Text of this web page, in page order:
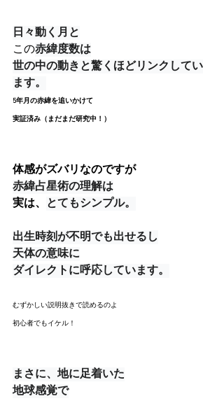
日々動く月と
この赤緯度数は
世の中の動きと驚くほどリンクしてい
ます。
5年月の赤緯を追いかけて
実証済み（まだまだ研究中！）
体感がズバリなのですが
赤緯占星術の理解は
実は、 とてもシンプル。
出生時刻が不明でも出せるし
天体の意味に
ダイレクトに呼応しています。
むずかしい説明抜きで読めるのよ
初心者でもイケル！
まさに、地に足着いた
地球感覚で